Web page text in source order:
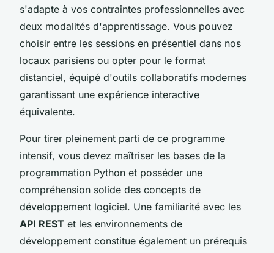
s'adapte à vos contraintes professionnelles avec
deux modalités d'apprentissage. Vous pouvez
choisir entre les sessions en présentiel dans nos
locaux parisiens ou opter pour le format
distanciel, équipé d'outils collaboratifs modernes
garantissant une expérience interactive
équivalente.
Pour tirer pleinement parti de ce programme
intensif, vous devez maîtriser les bases de la
programmation Python et posséder une
compréhension solide des concepts de
développement logiciel. Une familiarité avec les
API REST et les environnements de
développement constitue également un prérequis